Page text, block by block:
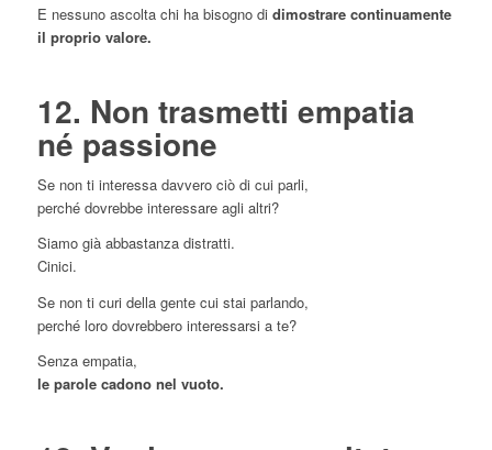
E nessuno ascolta chi ha bisogno di dimostrare continuamente
il proprio valore.
12. Non trasmetti empatia
né passione
Se non ti interessa davvero ciò di cui parli,
perché dovrebbe interessare agli altri?
Siamo già abbastanza distratti.
Cinici.
Se non ti curi della gente cui stai parlando,
perché loro dovrebbero interessarsi a te?
Senza empatia,
le parole cadono nel vuoto.